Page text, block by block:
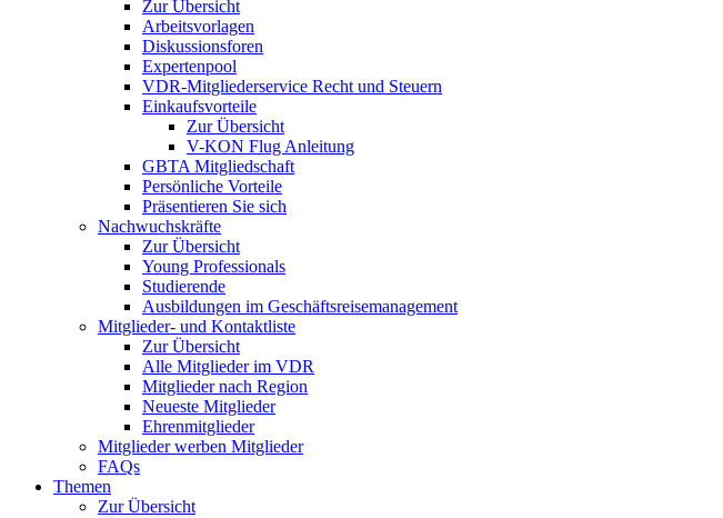
Zur Übersicht
Arbeitsvorlagen
Diskussionsforen
Expertenpool
VDR-Mitgliederservice Recht und Steuern
Einkaufsvorteile
Zur Übersicht
V-KON Flug Anleitung
GBTA Mitgliedschaft
Persönliche Vorteile
Präsentieren Sie sich
Nachwuchskräfte
Zur Übersicht
Young Professionals
Studierende
Ausbildungen im Geschäftsreisemanagement
Mitglieder- und Kontaktliste
Zur Übersicht
Alle Mitglieder im VDR
Mitglieder nach Region
Neueste Mitglieder
Ehrenmitglieder
Mitglieder werben Mitglieder
FAQs
Themen
Zur Übersicht